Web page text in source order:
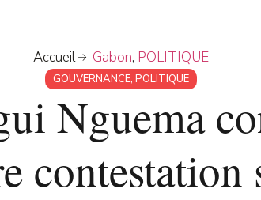
Accueil Gabon, POLITIQUE
GOUVERNANCE, POLITIQUE
Nguema
contestation